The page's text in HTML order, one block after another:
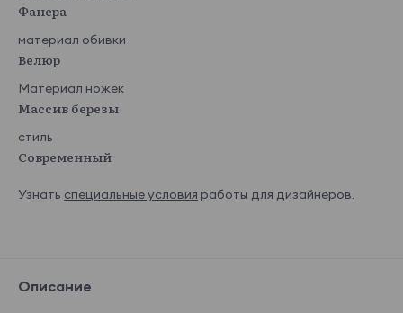
Фанера
материал обивки
Велюр
Материал ножек
Массив березы
стиль
Современный
Узнать специальные условия работы для дизайнеров.
Описание